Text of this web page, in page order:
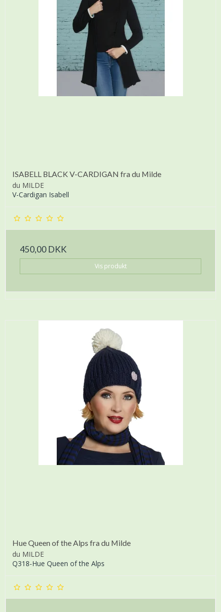
ISABELL BLACK V-CARDIGAN fra du Milde
du MILDE
V-Cardigan Isabell
450,00 DKK
Vis produkt
Hue Queen of the Alps fra du Milde
du MILDE
Q318-Hue Queen of the Alps